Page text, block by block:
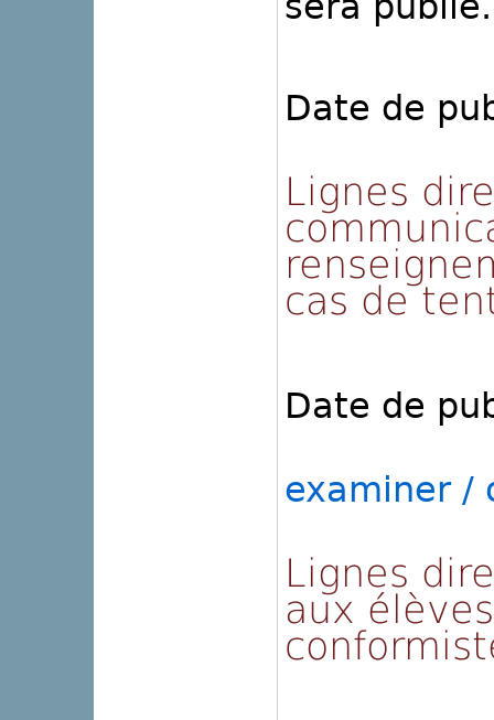
Date de
Lignes
cas de
Date de
examiner /
Lignes
aux